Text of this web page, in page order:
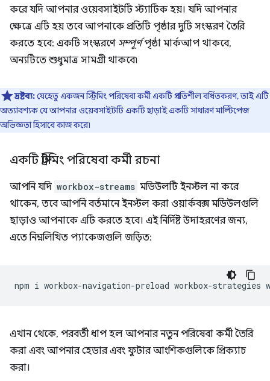
করে যদি আপনার ওয়েবসাইটটি স্ট্যাটিক হয়। যদি আপনার
ক্ষেত্রে এটি হয় তবে আপনাকে প্রতিটি পৃষ্ঠার দুটি সংস্করণ তৈরি
করতে হবে: একটি সংস্করণে সম্পূর্ণপৃষ্ঠা মার্কআপ থাকবে,
অন্যটিতে শুধুমাত্র সামগ্রী থাকবে৷
দ্রষ্টব্য:যেহেতু একজন স্ট্রিমিং পরিষেবা কর্মী একটি প্রগতিশীল বর্ধিতকরণ, তাই এটি
অত্যাবশ্যক যে আপনার ওয়েবসাইটটি একটি ছাড়াই একটি সাধারণ মাল্টিপেজ
অভিজ্ঞতা হিসাবে কাজ করে৷
একটি স্ট্রিমিং পরিষেবা কর্মী রচনা
আপনি যদি workbox-streams মডিউলটি ইনস্টল না করে
থাকেন, তবে আপনি বর্তমানে ইনস্টল করা ওয়ার্কবক্স মডিউলগুলি
ছাড়াও আপনাকে এটি করতে হবে। এই নির্দিষ্ট উদাহরণের জন্য,
এতে নিম্নলিখিত প্যাকেজগুলি জড়িত:
npm i workbox-navigation-preload workbox-strategies
এখান থেকে, পরবর্তী ধাপ হল আপনার নতুন পরিষেবা কর্মী তৈরি
করা এবং আপনার হেডার এবং ফুটার আংশিকগুলিকে প্রিক্যাচ
করা।